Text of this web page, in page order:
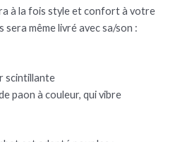
à la fois style et confort à votre
sera même livré avec sa/son :
scintillante
paon à couleur, qui vibre